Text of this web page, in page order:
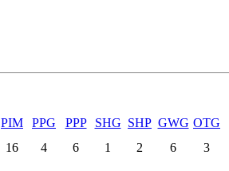
PIM PPG PPP SHG SHP GWG OTG
16 4 6 1 2 6 3